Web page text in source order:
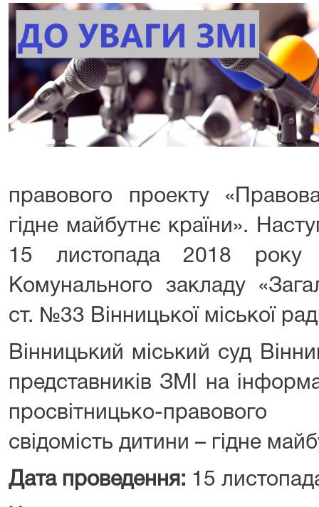
правового проекту
гідне майбутнє країни».
15 листопада 2018 року
Комунального закладу
ст. №33 Вінницької міської
Вінницький міський суд
представників ЗМІ на
просвітницько-
свідомість дитини – гідне
Дата проведення: 15